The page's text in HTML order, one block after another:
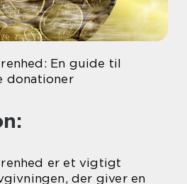
En guide til
donationer
er et vigtigt
der giver en